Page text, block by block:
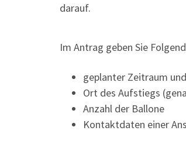
darauf.
Im Antrag geben Sie
geplanter Zeitraum
Ort des Aufstiegs
Anzahl der Ballone
Kontaktdaten einer